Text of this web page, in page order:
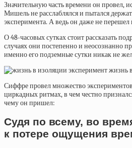
Значительную часть времени он провел,
Мишель не расслаблялся и пытался
эксперимента. А ведь он даже не
О48-часовых суткахстоит рассказать
случаях они постепенно и неосознанно
именно его подземные сутки никак не
Сиффре провел множество
циркадных ритмах, в чем честно
чему он пришел:
Судя по всему, во
к потере ощущения